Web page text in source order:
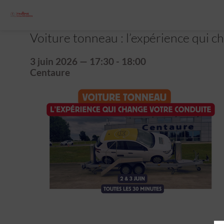
Voiture tonneau : l’expérience qui
3 juin 2026 — 17:30 - 18:00
Centaure